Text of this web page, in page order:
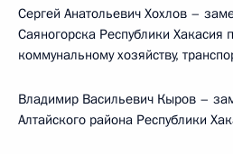
Сергей Анатольевич Хохлов –
Саяногорска Республики Хакасия
коммунальному хозяйству,
Владимир Васильевич Кыров –
Алтайского района Республики